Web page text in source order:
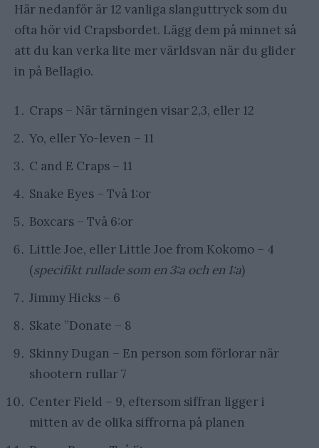
Här nedanför är 12 vanliga slanguttryck som du
ofta hör vid Crapsbordet. Lägg dem på minnet så
att du kan verka lite mer världsvan när du glider
in på Bellagio.
Craps – När tärningen visar 2,3, eller 12
Yo, eller Yo-leven – 11
C and E Craps – 11
Snake Eyes – Två 1:or
Boxcars – Två 6:or
Little Joe, eller Little Joe from Kokomo – 4
(specifikt rullade som en 3:a och en 1:a)
Jimmy Hicks – 6
Skate ”Donate – 8
Skinny Dugan – En person som förlorar när
shootern rullar 7
Center Field – 9, eftersom siffran ligger i
mitten av de olika siffrorna på planen